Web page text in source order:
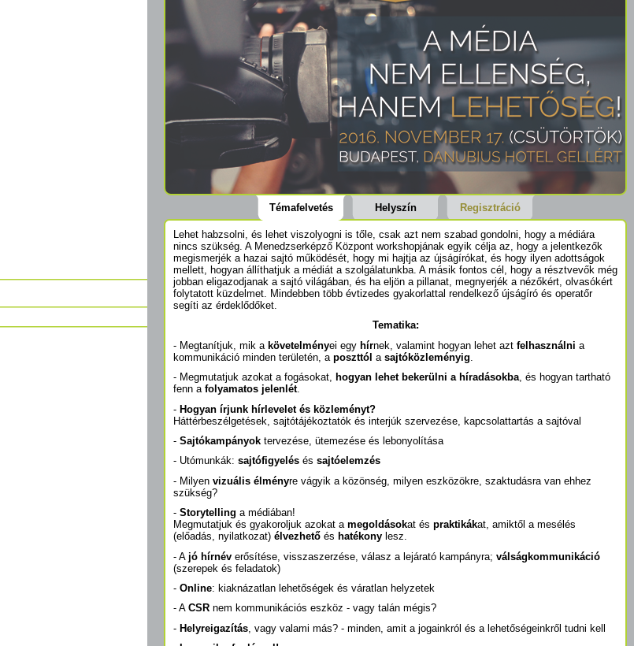
Témafelvetés Helyszín Regisztráció
Lehet habzsolni, és lehet viszolyogni is tőle, csak azt nem szabad gondolni, hogy a médiára
nincs szükség. A Menedzserképző Központ workshopjának egyik célja az, hogy a jelentkezők
megismerjék a hazai sajtó működését, hogy mi hajtja az újságírókat, és hogy ilyen adottságok
mellett, hogyan állíthatjuk a médiát a szolgálatunkba. A másik fontos cél, hogy a résztvevők még
jobban eligazodjanak a sajtó világában, és ha eljön a pillanat, megnyerjék a nézőkért, olvasókért
folytatott küzdelmet. Mindebben több évtizedes gyakorlattal rendelkező újságíró és operatőr
segíti az érdeklődőket.
Tematika:
- Megtanítjuk, mik a követelményei egy hírnek, valamint hogyan lehet azt felhasználni a
kommunikáció minden területén, a poszttól a sajtóközleményig
- Megmutatjuk azokat a fogásokat, hogyan lehet bekerülni a híradásokba, és hogyan tartható
fenn a folyamatos jelenlét.
- Hogyan írjunk hírlevelet és közleményt?
Háttérbeszélgetések, sajtótájékoztatók és interjúk szervezése, kapcsolattartás a sajtóval
- Sajtókampányok tervezése, ütemezése és lebonyolítása
- Utómunkák: sajtófigyelés és sajtóelemzés
- Milyen vizuális élményre vágyik a közönség, milyen eszközökre, szaktudásra van ehhez
szükség?
- Storytelling a médiában!
Megmutatjuk és gyakoroljuk azokat a megoldásokat és praktikákat, amiktől a mesélés
(előadás, nyilatkozat) élvezhető és hatékony lesz.
- A jó hírnév erősítése, visszaszerzése, válasz a lejárató kampányra; válságkommunikáció
(szerepek és feladatok)
- Online: kiaknázatlan lehetőségek és váratlan helyzetek
- A CSR nem kommunikációs eszköz - vagy talán mégis?
- Helyreigazítás , vagy valami más? - minden, amit a jogainkról és a lehetőségeinkről tudni kell